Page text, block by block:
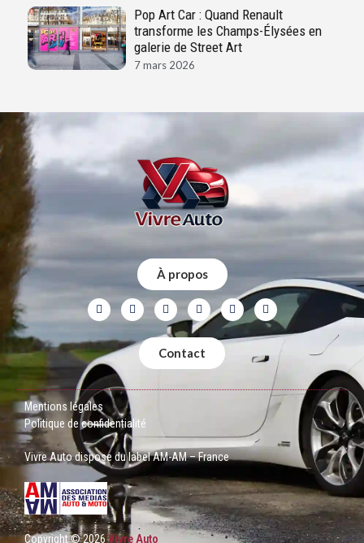
Pop Art Car : Quand Renault
transforme les Champs-Élysées en
galerie de Street Art
7 mars 2026
À propos
Contact
Mentions légales
Politique de confidentialité
Vivre Auto dispose du label AM-AM – France
Copyright © 2026Vivre Auto